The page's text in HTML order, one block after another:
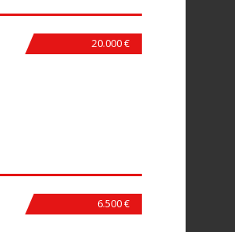
20.000 €
6.500 €